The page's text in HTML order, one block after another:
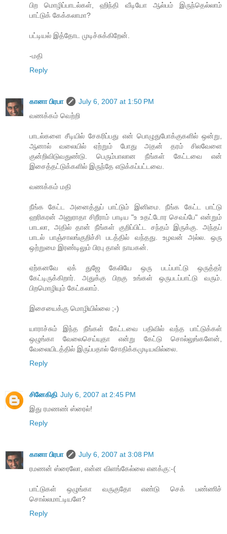
பிற மொழிப்பாடல்கள், ஹிந்தி வீடியோ ஆல்பம் இருந்தெல்லாம்
பாட்டுக் கேக்கலாமா?
பட்டியல் இத்தோட முடிச்சுக்கிறேன்.
-மதி
Reply
கானா பிரபா
July 6, 2007 at 1:50 PM
வணக்கம் வெற்றி
பாடல்களை சீடியில் சேகரிப்பது என் பொழுதுபோக்குகளில் ஒன்று,
ஆனால் வலையில் ஏற்றும் போது அதன் தரம் சிலவேளை
குன்றிவிடுவதுண்டு. பெரும்பாலான நீங்கள் கேட்டவை என்
இசைத்தட்டுக்களில் இருந்தே எடுக்கப்பட்டவை.
வணக்கம் மதி
நீங்க கேட்ட அனைத்துப் பாட்டும் இனிமை. நீங்க கேட்ட பாட்டு
ஹரிகரன் அனுராதா சிறீராம் பாடிய "உ உதட்டோர செவப்பே" என்றும்
பாடலா, அதில் தான் நீங்கள் குறிப்பிட்ட சந்தம் இருக்கு. அந்தப்
பாடல் பாஞ்சாலங்குறிச்சி படத்தில் வந்தது. உழவன் அல்ல. ஒரு
ஒற்றுமை இரண்டிலும் பிரபு தான் நாயகன்.
ஏற்கனவே ஏக் துஜே கேலியே ஒரு படப்பாட்டு ஒருத்தர்
கேட்டிருக்கிறார். அதுக்கு பிறகு உங்கள் ஒருபடப்பாட்டு வரும்.
பிறமொழியும் கேட்கலாம்.
இசையைக்கு மொழியில்லை ;-)
யாராச்சும் இந்த நீங்கள் கேட்டவை பதிவில் வந்த பாட்டுக்கள்
ஒழுங்கா வேலைசெய்யுதா என்று கேட்டு சொல்லுங்களேன்,
வேலையிடத்தில் இருப்பதால் சோதிக்கமுடியவில்லை.
Reply
சினேகிதி July 6, 2007 at 2:45 PM
இது ரமணண் ஸ்ரைல்!
Reply
கானா பிரபா
July 6, 2007 at 3:08 PM
ரமணன் ஸ்ரைலோ, என்ன விளங்கேல்லை எனக்கு:-(
பாட்டுகள் ஒழுங்கா வருகுதோ எண்டு செக் பண்ணிச்
சொல்லமாட்டியளே?
Reply